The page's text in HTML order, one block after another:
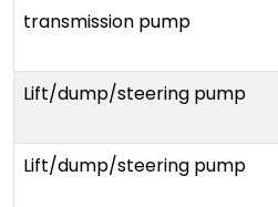
transmission pump
Lift/dump/steering pump
Lift/dump/steering pump